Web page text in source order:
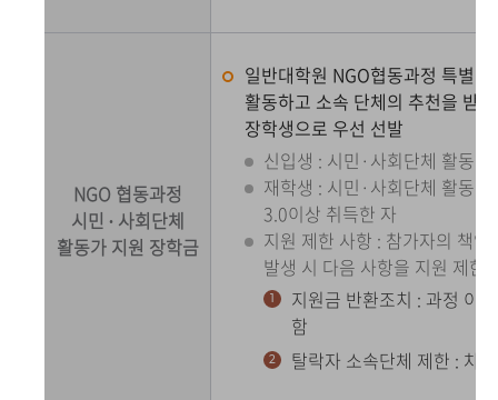
NGO 협동과정
시민 ∙ 사회단체
활동가 지원 장학금
일반대학원 NGO협동과정 특별
활동하고 소속 단체의 추천을 받
장학생으로 우선 선발
신입생 : 시민·사회단체 활동
재학생 : 시민·사회단체 활동
3.0이상 취득한 자
지원 제한 사항 : 참가자의 책
발생 시 다음 사항을 지원 제한
지원금 반환조치 : 과정 이
함
탈락자 소속단체 제한 : 차